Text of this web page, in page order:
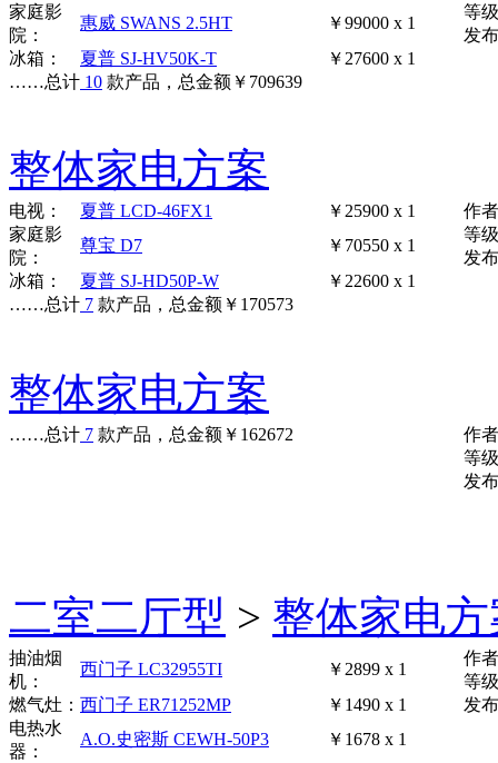
家庭影
院：
惠威 SWANS 2.5HT
￥99000 x 1
冰箱：
夏普 SJ-HV50K-T
￥27600 x 1
……总计 10 款产品，总金额 ￥ 709639
等
发
整体家电方案
电视： 夏普 LCD-46FX1
￥25900 x 1
家庭影
院：
尊宝 D7
￥70550 x 1
冰箱：
夏普 SJ-HD50P-W
￥22600 x 1
……总计 7 款产品，总金额 ￥ 170573
作
等
发
整体家电方案
……总计 7 款产品，总金额 ￥ 162672
作
等
发
二室二厅型 > 整体家电
抽油烟
机：
西门子 LC32955TI
￥2899 x 1
燃气灶： 西门子 ER71252MP
￥1490 x 1
电热水
器：
A.O.史密斯 CEWH-50P3
￥1678 x 1
作
等
发